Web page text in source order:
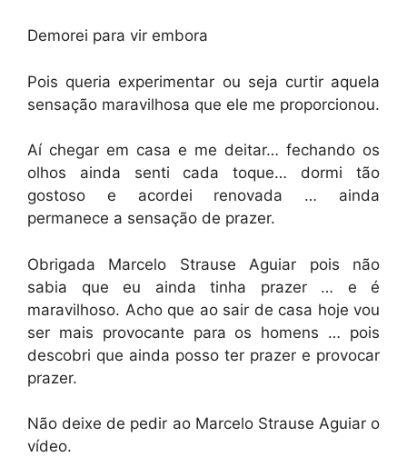
Demorei para vir embora
Pois queria experimentar ou seja curtir aquela
sensação maravilhosa que ele me proporcionou.
Aí chegar em casa e me deitar… fechando os
olhos ainda senti cada toque… dormi tão
gostoso e acordei renovada … ainda
permanece a sensação de prazer.
Obrigada Marcelo Strause Aguiar pois não
sabia que eu ainda tinha prazer … e é
maravilhoso. Acho que ao sair de casa hoje vou
ser mais provocante para os homens … pois
descobri que ainda posso ter prazer e provocar
prazer.
Não deixe de pedir ao Marcelo Strause Aguiar o
vídeo.